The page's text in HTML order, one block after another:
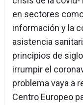
en sectores
información y la
asistencia
principios de
irrumpir el
problema vaya a
Centro Europeo